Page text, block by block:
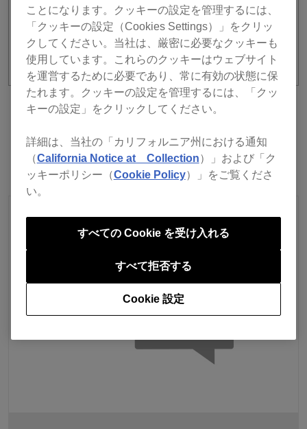
前へ リストに戻る 次へ
ことになります。クッキーの設定を管理するには、
「クッキーの設定（Cookies Settings）」をクリッ
クしてください。当社は、厳密に必要なクッキーも
使用しています。これらのクッキーはウェブサイト
を運営するために必要であり、常に有効の状態に保
たれます。クッキーの設定を管理するには、「クッ
キーの設定」をクリックしてください。
詳細は、当社の「カリフォルニア州における通知
（California Notice at Collection）」および「ク
ッキーポリシー（Cookie Policy）」をご覧くださ
い。
Cookie 設定
すべて拒否する
すべての Cookie を受け入れる